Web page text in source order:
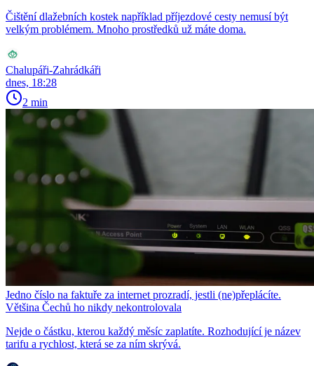
Čištění dlažebních kostek například příjezdové cesty nemusí být
velkým problémem. Mnoho prostředků už máte doma.
Chalupáři-Zahrádkáři
dnes, 18:28
2 min
Jedno číslo na faktuře za internet prozradí, jestli (ne)přeplácíte.
Většina Čechů ho nikdy nekontrolovala
Nejde o částku, kterou každý měsíc zaplatíte. Rozhodující je název
tarifu a rychlost, která se za ním skrývá.